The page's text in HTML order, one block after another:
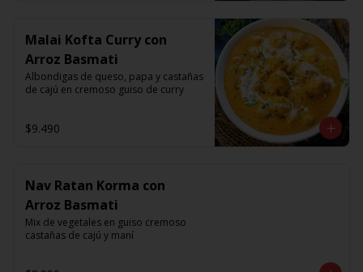
Malai Kofta Curry con
Arroz Basmati
Albondigas de queso, papa y castañas
de cajú en cremoso guiso de curry
$9.490
Nav Ratan Korma con
Arroz Basmati
Mix de vegetales en guiso cremoso
castañas de cajú y maní